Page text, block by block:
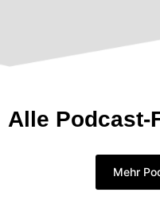
Alle Podcast-
Mehr